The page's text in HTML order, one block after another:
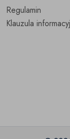
Regulamin
Klauzula